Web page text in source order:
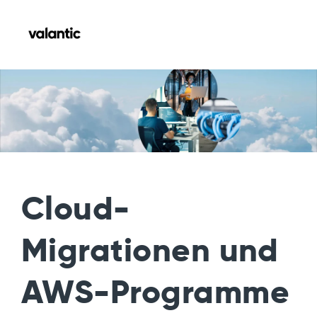
Cloud-
Migrationen und
AWS-Programme